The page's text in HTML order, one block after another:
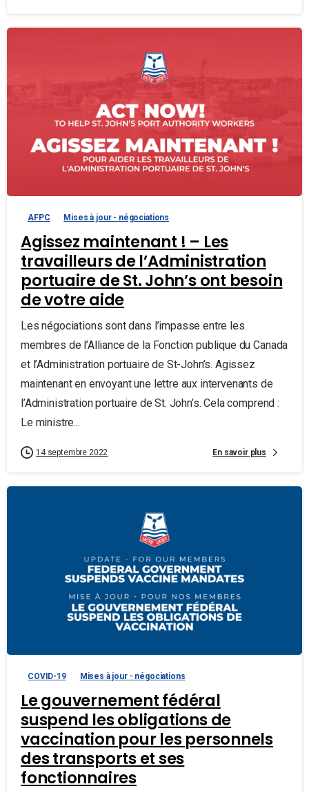
AFPC Mises à jour - négociations
Agissez maintenant ! – Les
travailleurs de l’Administration
portuaire de St. John’s ont besoin
de votre aide
Les négociations sont dans l’impasse entre les
membres de l’Alliance de la Fonction publique du Canada
et l’Administration portuaire de St-John’s. Agissez
maintenant en envoyant une lettre aux intervenants de
l’Administration portuaire de St. John’s. Cela comprend :
Le ministre...
14 septembre 2022 En savoir plus
COVID-19 Mises à jour - négociations
Le gouvernement fédéral
suspend les obligations de
vaccination pour les personnels
des transports et ses
fonctionnaires